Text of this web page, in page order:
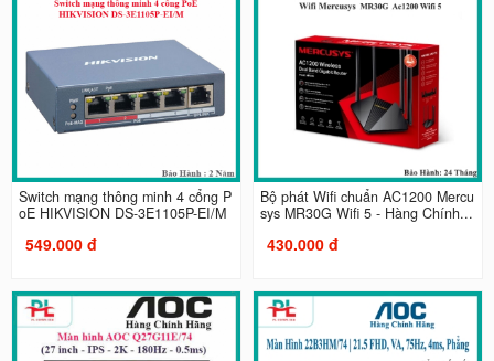
Switch mạng thông minh 4 cổng P
oE HIKVISION DS-3E1105P-EI/M
549.000 đ
Bộ phát Wifi chuẩn AC1200 Mercu
sys MR30G Wifi 5 - Hàng Chính...
430.000 đ